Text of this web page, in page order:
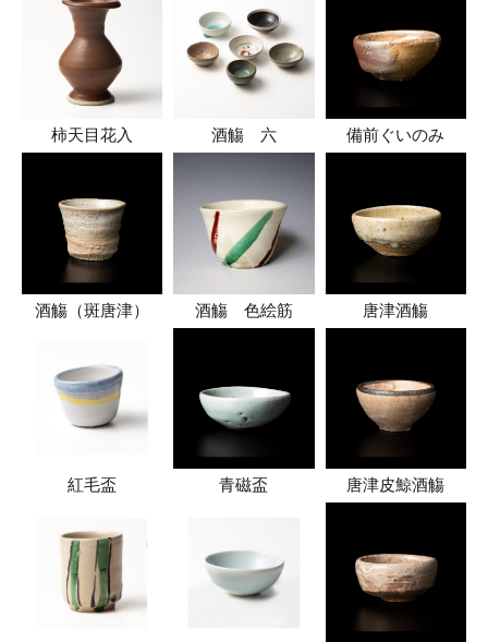
柿天目花入 酒觴 六 備前ぐいのみ
酒觴（斑唐津） 酒觴 色絵筋 唐津酒觴
紅毛盃 青磁盃 唐津皮鯨酒觴